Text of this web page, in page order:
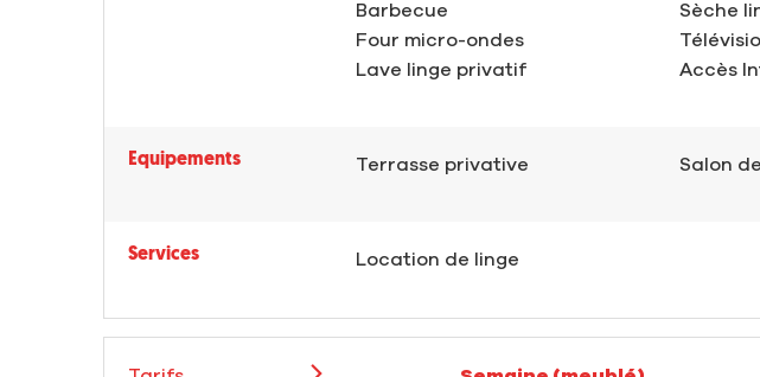
Barbecue
Four micro-ondes
Lave linge privatif
Sèche
Accès
Equipements Terrasse privative Salon
Services Location de linge